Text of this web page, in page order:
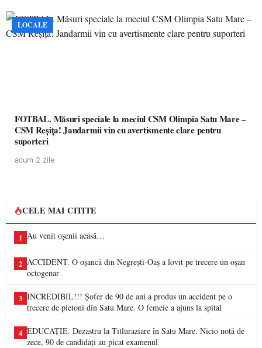
LOCALE
FOTBAL. Măsuri speciale la meciul CSM Olimpia Satu Mare –
CSM Reșița! Jandarmii vin cu avertismente clare pentru
suporteri
acum 2 zile
CELE MAI CITITE
1 Au venit oșenii acasă…
2 ACCIDENT. O oșancă din Negrești-Oaș a lovit pe trecere un oșan
octogenar
3 INCREDIBIL!!! Șofer de 90 de ani a produs un accident pe o
trecere de pietoni din Satu Mare. O femeie a ajuns la spital
4 EDUCAȚIE. Dezastru la Titluraziare în Satu Mare. Nicio notă de
zece, 90 de candidați au picat examenul